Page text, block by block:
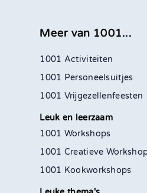
Meer van 1001...
1001 Activiteiten
1001 Personeelsuitjes
1001 Vrijgezellenfeesten
Leuk en leerzaam
1001 Workshops
1001 Creatieve
1001 Kookworkshops